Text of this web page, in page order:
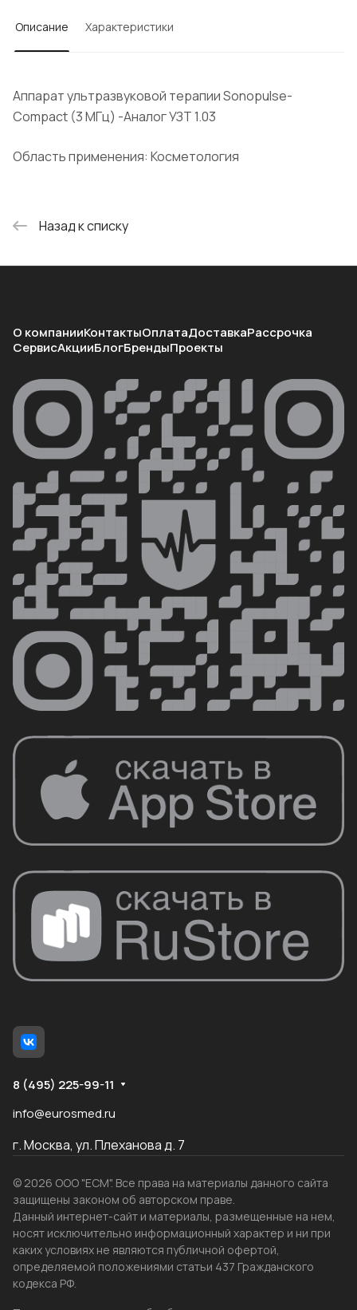
Описание Характеристики
Аппарат ультразвуковой терапии Sonopulse-
Compact (3 МГц) -Аналог УЗТ 1.03
Область применения: Косметология
Назад к списку
О компанииКонтактыОплатаДоставкаРассрочка
СервисАкцииБлогБрендыПроекты
8 (495) 225-99-11
info@eurosmed.ru
г. Москва, ул. Плеханова д. 7
© 2026 ООО "ЕСМ". Все права на материалы данного сайта
защищены законом об авторском праве.
Данный интернет-сайт и материалы, размещенные на нем,
носят исключительно информационный характер и ни при
каких условиях не являются публичной офертой,
определяемой положениями статьи 437 Гражданского
кодекса РФ.